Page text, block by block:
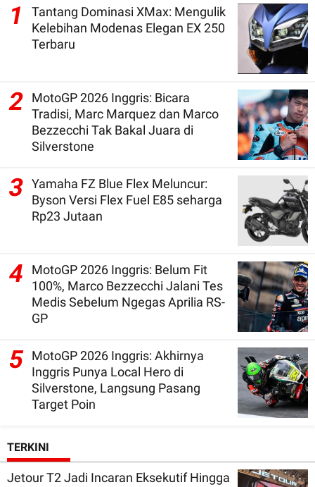
1
Tantang Dominasi XMax: Mengulik
Kelebihan Modenas Elegan EX 250
Terbaru
2
MotoGP 2026 Inggris: Bicara
Tradisi, Marc Marquez dan Marco
Bezzecchi Tak Bakal Juara di
Silverstone
3 Yamaha FZ Blue Flex Meluncur:
Byson Versi Flex Fuel E85 seharga
Rp23 Jutaan
4
MotoGP 2026 Inggris: Belum Fit
100%, Marco Bezzecchi Jalani Tes
Medis Sebelum Ngegas Aprilia RS-
GP
5 MotoGP 2026 Inggris: Akhirnya
Inggris Punya Local Hero di
Silverstone, Langsung Pasang
Target Poin
TERKINI
Jetour T2 Jadi Incaran Eksekutif Hingga